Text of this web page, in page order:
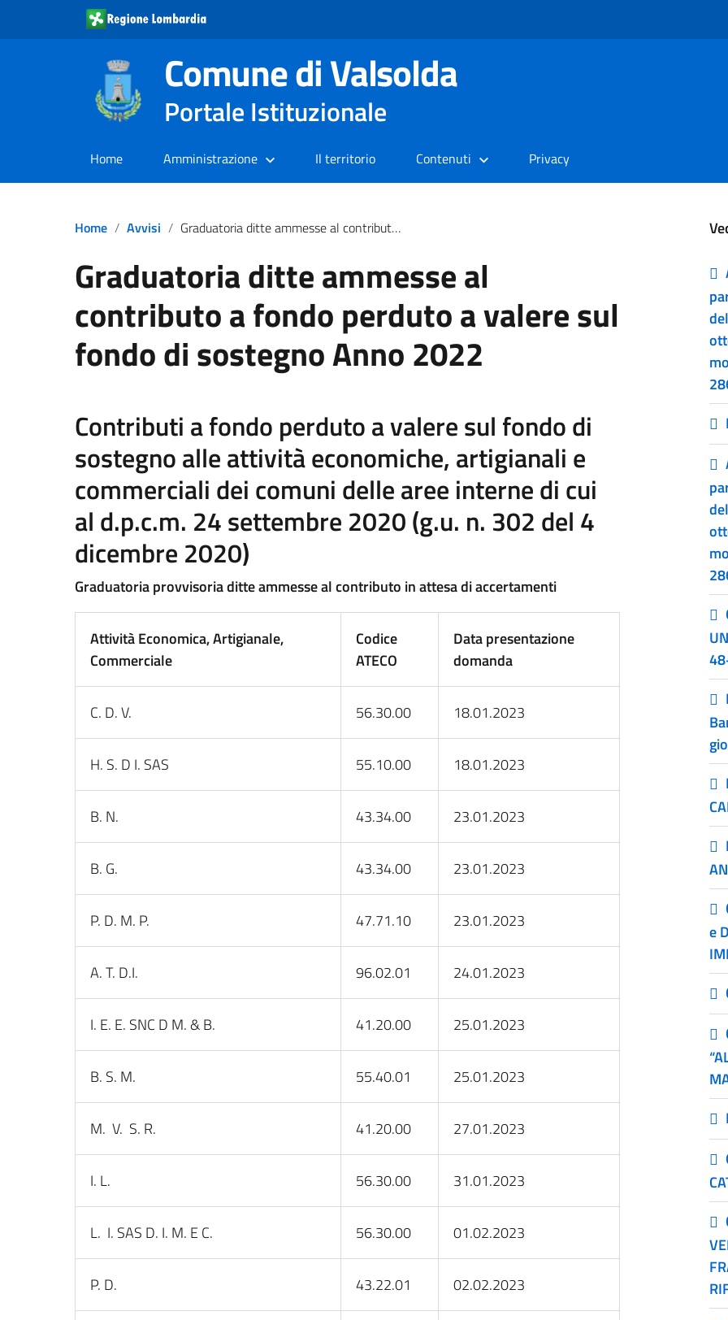
Comune di Valsolda
Portale Istituzionale
Home Amministrazione Il territorio Contenuti Privacy
Home Avvisi Graduatoria ditte ammesse al contributo a fondo perduto a valere sul fondo di sostegno Anno 2022
Graduatoria ditte ammesse al
contributo a fondo perduto a valere sul
fondo di sostegno Anno 2022
Contributi a fondo perduto a valere sul fondo di
sostegno alle attività economiche, artigianali e
commerciali dei comuni delle aree interne di cui
al d.p.c.m. 24 settembre 2020 (g.u. n. 302 del 4
dicembre 2020)
Graduatoria provvisoria ditte ammesse al contributo in attesa di accertamenti
Attività Economica, Artigianale,
Commerciale
Codice
ATECO
Data presentazione
domanda
C. D. V. 56.30.00 18.01.2023
H. S. D I. SAS 55.10.00 18.01.2023
B. N. 43.34.00 23.01.2023
B. G. 43.34.00 23.01.2023
P. D. M. P. 47.71.10 23.01.2023
A. T. D.I. 96.02.01 24.01.2023
I. E. E. SNC D M. & B. 41.20.00 25.01.2023
B. S. M. 55.40.01 25.01.2023
M. V. S. R. 41.20.00 27.01.2023
I. L. 56.30.00 31.01.2023
L. I. SAS D. I. M. E C. 56.30.00 01.02.2023
P. D. 43.22.01 02.02.2023
e